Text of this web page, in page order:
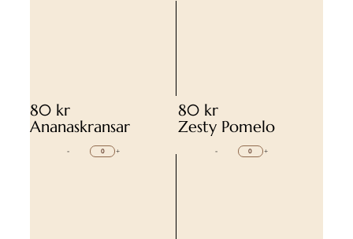
80 kr
Ananaskransar
- +
80 kr
Zesty Pomelo
- +